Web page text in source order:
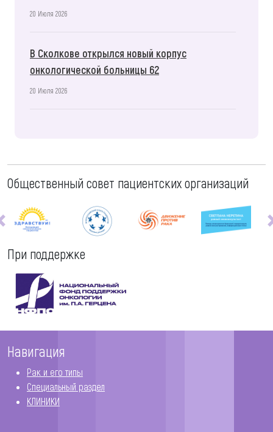
20 Июля 2026
В Сколкове открылся новый корпус
онкологической больницы 62
20 Июля 2026
Общественный совет пациентских организаций
При поддержке
Навигация
Рак и его типы
Специальный раздел
КЛИНИКИ